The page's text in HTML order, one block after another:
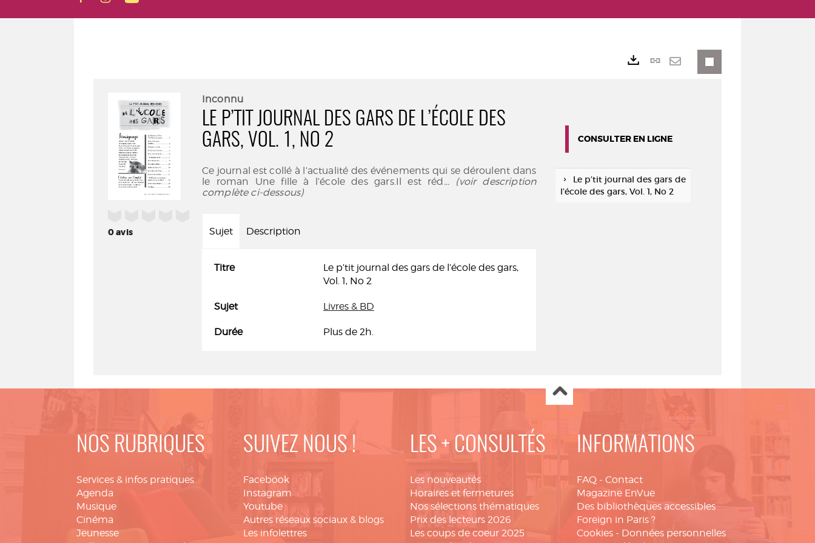
0avis
Inconnu
LE P’TIT JOURNAL DES GARS DE L’ÉCOLE DES
GARS, VOL. 1, NO 2
Ce journal est collé à l’actualité des événements qui se déroulent dans
le roman Une fille à l’école des gars.Il est réd... (voir description
complète ci-dessous)
Sujet Description
Titre
Le p’tit journal des gars de l’école des gars,
Vol. 1, No 2
Sujet Livres & BD
Durée Plus de 2h.
Lien
CONSULTER EN LIGNE
Le p’tit journal des gars de
l’école des gars, Vol. 1, No 2
NOS RUBRIQUES
Services & infos pratiques
Agenda
Musique
Cinéma
Jeunesse
SUIVEZ NOUS !
Facebook
Instagram
Youtube
Autres réseaux sociaux & blogs
Les infolettres
LES + CONSULTÉS
Les nouveautés
Horaires et fermetures
Nos sélections thématiques
Prix des lecteurs 2026
Les coups de coeur 2025
INFORMATIONS
FAQ - Contact
Magazine EnVue
Des bibliothèques accessibles
Foreign in Paris ?
Cookies - Données personnelles